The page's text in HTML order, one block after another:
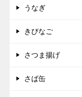
うなぎ
きびなご
さつま揚げ
さば缶